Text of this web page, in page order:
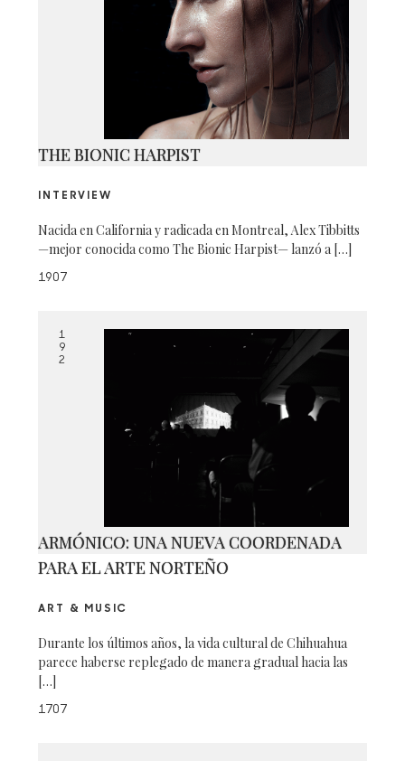
THE BIONIC HARPIST
INTERVIEW
Nacida en California y radicada en Montreal, Alex Tibbitts
—mejor conocida como The Bionic Harpist— lanzó a […]
1907
1
9
2
ARMÓNICO: UNA NUEVA COORDENADA
PARA EL ARTE NORTEÑO
ART & MUSIC
Durante los últimos años, la vida cultural de Chihuahua
parece haberse replegado de manera gradual hacia las
[…]
1707